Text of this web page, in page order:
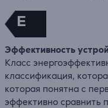
E
Эффективность
Класс
классификация,
которая понятна с
эффективно сравнить